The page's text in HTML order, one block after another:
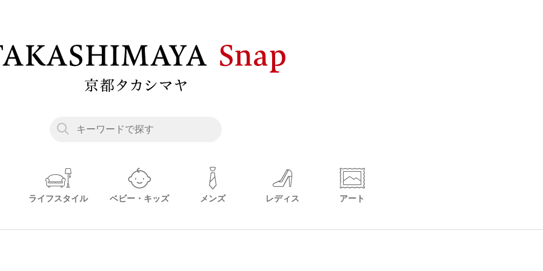
ライフスタイル ベビー・キッズ メンズ レディス アート